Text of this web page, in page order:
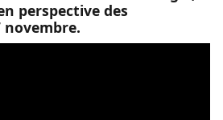
perspective des
novembre.